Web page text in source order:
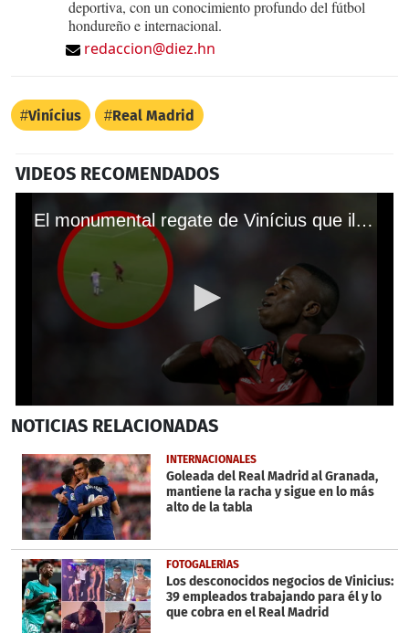
deportiva, con un conocimiento profundo del fútbol
hondureño e internacional.
redaccion@diez.hn
Vinícius Real Madrid
VIDEOS RECOMENDADOS
El monumental regate de Vinícius que ilusiona al Real Madrid
seconds
40
seconds
NOTICIAS RELACIONADAS
INTERNACIONALES
Goleada del Real Madrid al Granada,
mantiene la racha y sigue en lo más
alto de la tabla
FOTOGALERÍAS
Los desconocidos negocios de Vinicius:
39 empleados trabajando para él y lo
que cobra en el Real Madrid